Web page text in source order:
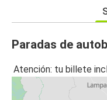
Paradas de
Atención: tu billete